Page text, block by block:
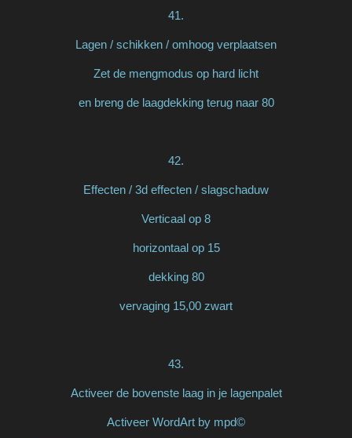
41.
Lagen / schikken / omhoog verplaatsen
Zet de mengmodus op hard licht
en breng de laagdekking terug naar 80
42.
Effecten / 3d effecten / slagschaduw
Verticaal op 8
horizontaal op 15
dekking 80
vervaging 15,00 zwart
43.
Activeer de bovenste laag in je lagenpalet
Activeer WordArt by mpd©